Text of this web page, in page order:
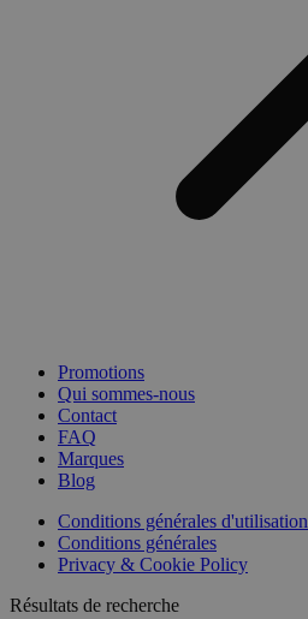
Promotions
Qui sommes-nous
Contact
FAQ
Marques
Blog
Conditions générales d'utilisation
Conditions générales
Privacy & Cookie Policy
Résultats de recherche